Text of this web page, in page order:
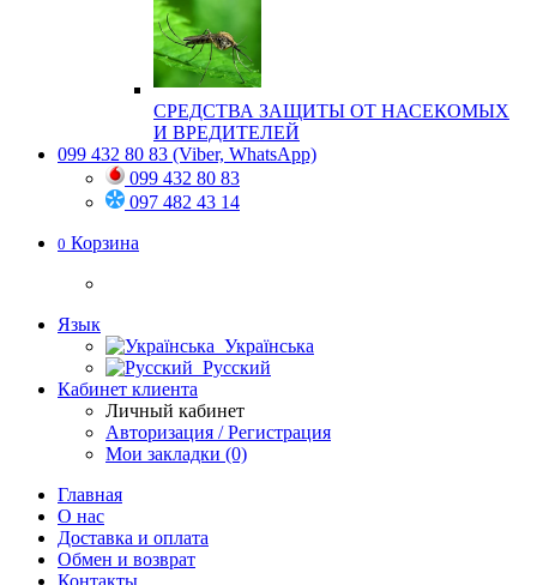
СРЕДСТВА ЗАЩИТЫ ОТ НАСЕКОМЫХ
И ВРЕДИТЕЛЕЙ
099 432 80 83 (Viber, WhatsApp)
099 432 80 83
097 482 43 14
0 Корзина
Язык
Українська
Русский
Кабинет клиента
Личный кабинет
Авторизация / Регистрация
Мои закладки (0)
Главная
О нас
Доставка и оплата
Обмен и возврат
Контакты